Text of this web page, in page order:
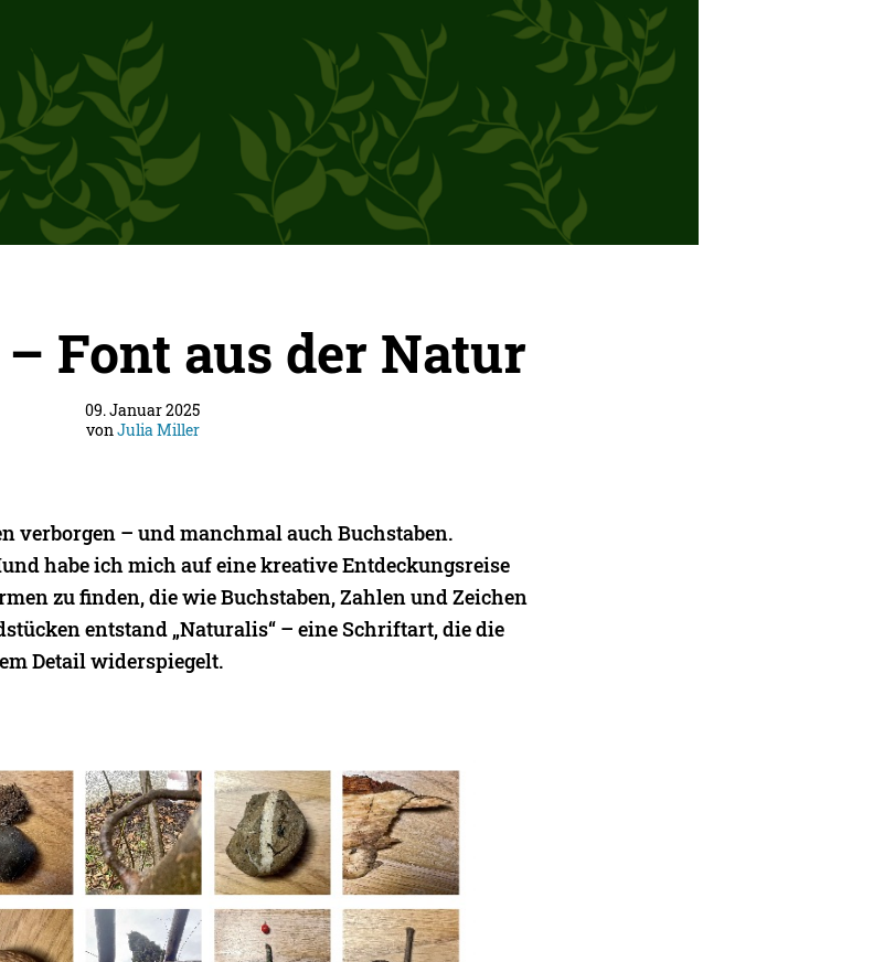
Font aus der Natur
09. Januar 2025
vonJulia Miller
verborgen – und manchmal auch Buchstaben.
habe ich mich auf eine kreative Entdeckungsreise
zu finden, die wie Buchstaben, Zahlen und Zeichen
entstand „Naturalis“ – eine Schriftart, die die
Detail widerspiegelt.